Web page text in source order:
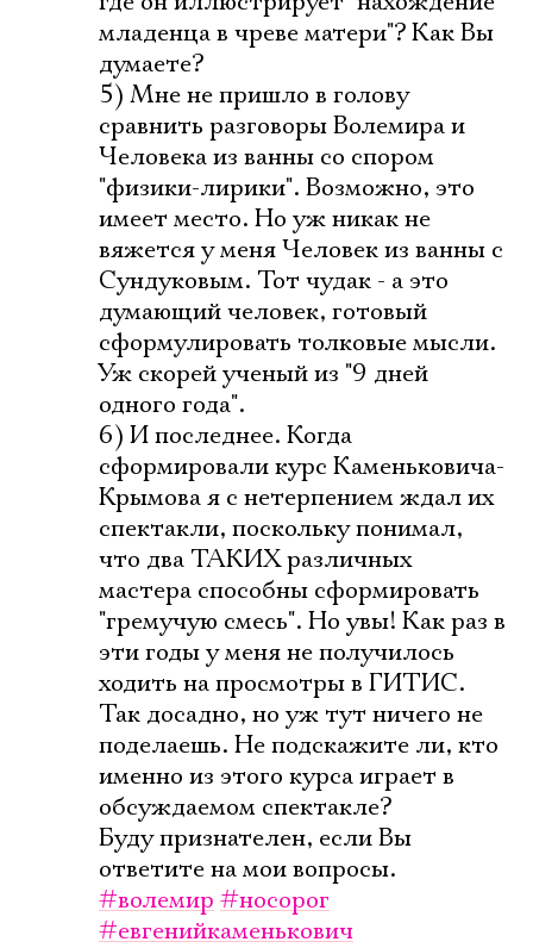
младенца в чреве матери"? Как Вы
думаете?
5) Мне не пришло в голову
сравнить разговоры Волемира и
Человека из ванны со спором
"физики-лирики". Возможно, это
имеет место. Но уж никак не
вяжется у меня Человек из ванны с
Сундуковым. Тот чудак - а это
думающий человек, готовый
сформулировать толковые мысли.
Уж скорей ученый из "9 дней
одного года".
6) И последнее. Когда
сформировали курс Каменьковича-
Крымова я с нетерпением ждал их
спектакли, поскольку понимал,
что два ТАКИХ различных
мастера способны сформировать
"гремучую смесь". Но увы! Как раз в
эти годы у меня не получилось
ходить на просмотры в ГИТИС.
Так досадно, но уж тут ничего не
поделаешь. Не подскажите ли, кто
именно из этого курса играет в
обсуждаемом спектакле?
Буду признателен, если Вы
ответите на мои вопросы.
#волемир #носорог
#евгенийкаменькович